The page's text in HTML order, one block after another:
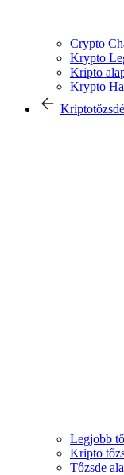
Crypto
Krypto
Kripto
Krypto
Legjobb
Kripto
Tőzsde